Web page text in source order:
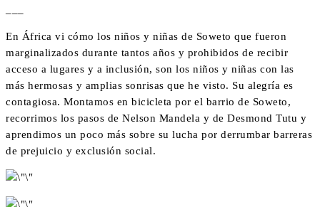
En África vi cómo los niños y niñas de Soweto que fueron
marginalizados durante tantos años y prohibidos de recibir
acceso a lugares y a inclusión, son los niños y niñas con las
más hermosas y amplias sonrisas que he visto. Su alegría es
contagiosa. Montamos en bicicleta por el barrio de Soweto,
recorrimos los pasos de Nelson Mandela y de Desmond Tutu y
aprendimos un poco más sobre su lucha por derrumbar barreras
de prejuicio y exclusión social.